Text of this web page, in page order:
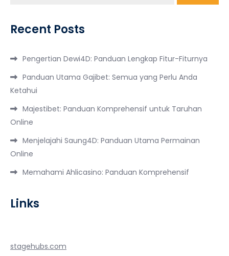
Recent Posts
Pengertian Dewi4D: Panduan Lengkap Fitur-Fiturnya
Panduan Utama Gajibet: Semua yang Perlu Anda
Ketahui
Majestibet: Panduan Komprehensif untuk Taruhan
Online
Menjelajahi Saung4D: Panduan Utama Permainan
Online
Memahami Ahlicasino: Panduan Komprehensif
Links
stagehubs.com